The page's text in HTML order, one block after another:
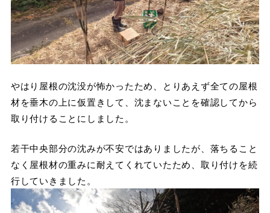
やはり屋根の沈没が怖かったため、とりあえず全ての屋根
材を垂木の上に仮置きして、沈まないことを確認してから
取り付けることにしました。
若干中央部分の沈みが不安ではありましたが、落ちること
なく屋根材の重みに耐えてくれていたため、取り付けを続
行していきました。